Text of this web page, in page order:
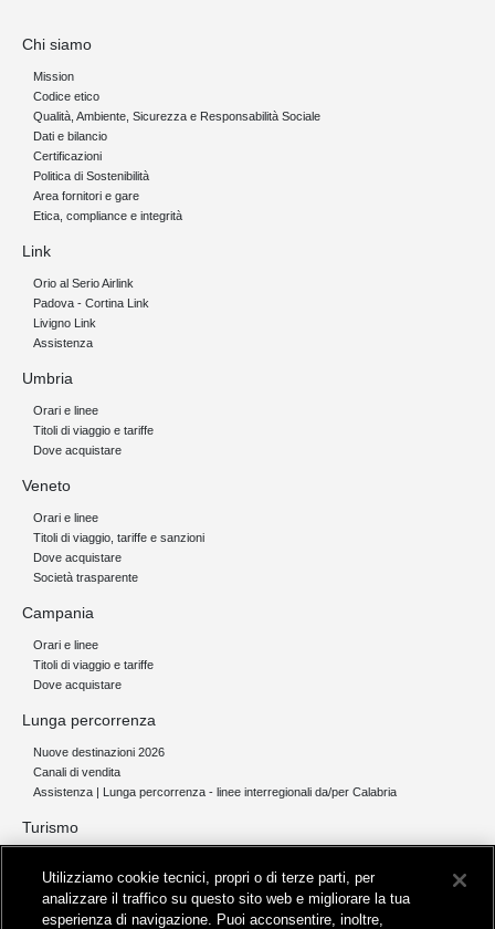
Chi siamo
Mission
Codice etico
Qualità, Ambiente, Sicurezza e Responsabilità Sociale
Dati e bilancio
Certificazioni
Politica di Sostenibilità
Area fornitori e gare
Etica, compliance e integrità
Link
Orio al Serio Airlink
Padova - Cortina Link
Livigno Link
Assistenza
Umbria
Orari e linee
Titoli di viaggio e tariffe
Dove acquistare
Veneto
Orari e linee
Titoli di viaggio, tariffe e sanzioni
Dove acquistare
Società trasparente
Campania
Orari e linee
Titoli di viaggio e tariffe
Dove acquistare
Lunga percorrenza
Nuove destinazioni 2026
Canali di vendita
Assistenza | Lunga percorrenza - linee interregionali da/per Calabria
Turismo
Servizi per aeroporti
Servizi di noleggio con conducente
Servizio di navigazione sul Lago Trasimeno
Utilizziamo cookie tecnici, propri o di terze parti, per
analizzare il traffico su questo sito web e migliorare la tua
esperienza di navigazione. Puoi acconsentire, inoltre,